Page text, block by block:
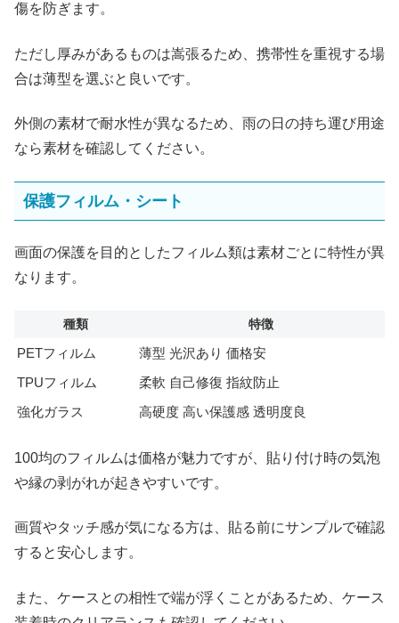
傷を防ぎます。
ただし厚みがあるものは嵩張るため、携帯性を重視する場
合は薄型を選ぶと良いです。
外側の素材で耐水性が異なるため、雨の日の持ち運び用途
なら素材を確認してください。
保護フィルム・シート
画面の保護を目的としたフィルム類は素材ごとに特性が異
なります。
種類 特徴
PETフィルム
薄型 光沢あり 価格安
TPUフィルム
柔軟 自己修復 指紋防止
強化ガラス
高硬度 高い保護感 透明度良
100均のフィルムは価格が魅力ですが、貼り付け時の気泡
や縁の剥がれが起きやすいです。
画質やタッチ感が気になる方は、貼る前にサンプルで確認
すると安心します。
また、ケースとの相性で端が浮くことがあるため、ケース